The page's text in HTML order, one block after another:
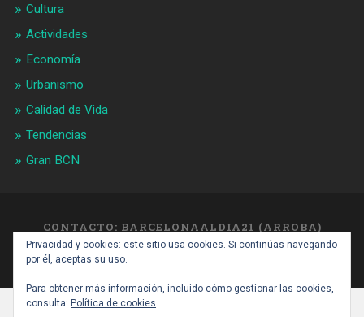
Cultura
Actividades
Economía
Urbanismo
Calidad de Vida
Tendencias
Gran BCN
CONTACTO: BARCELONAALDIA21 (ARROBA)
GMAIL.COM
Privacidad y cookies: este sitio usa cookies. Si continúas navegando
por él, aceptas su uso.
Para obtener más información, incluido cómo gestionar las cookies,
consulta: Política de cookies